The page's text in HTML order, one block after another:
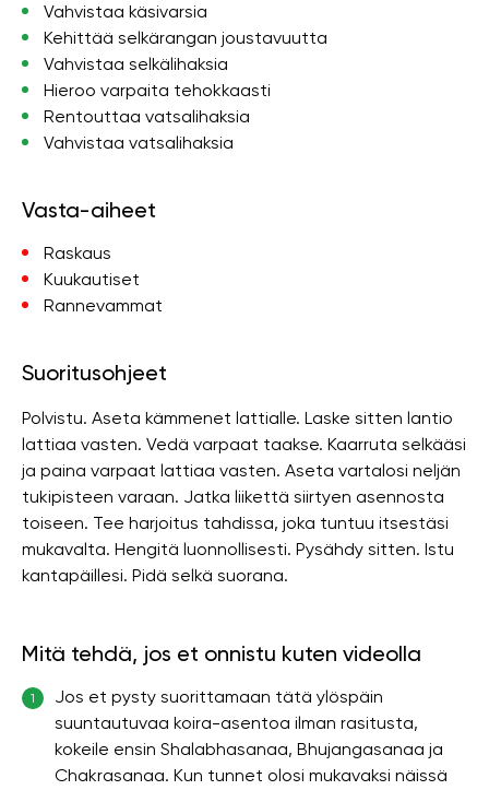
Vahvistaa käsivarsia
Kehittää selkärangan joustavuutta
Vahvistaa selkälihaksia
Hieroo varpaita tehokkaasti
Rentouttaa vatsalihaksia
Vahvistaa vatsalihaksia
Vasta-aiheet
Raskaus
Kuukautiset
Rannevammat
Suoritusohjeet
Polvistu. Aseta kämmenet lattialle. Laske sitten lantio
lattiaa vasten. Vedä varpaat taakse. Kaarruta selkääsi
ja paina varpaat lattiaa vasten. Aseta vartalosi neljän
tukipisteen varaan. Jatka liikettä siirtyen asennosta
toiseen. Tee harjoitus tahdissa, joka tuntuu itsestäsi
mukavalta. Hengitä luonnollisesti. Pysähdy sitten. Istu
kantapäillesi. Pidä selkä suorana.
Mitä tehdä, jos et onnistu kuten videolla
1
Jos et pysty suorittamaan tätä ylöspäin
suuntautuvaa koira-asentoa ilman rasitusta,
kokeile ensin Shalabhasanaa, Bhujangasanaa ja
Chakrasanaa. Kun tunnet olosi mukavaksi näissä